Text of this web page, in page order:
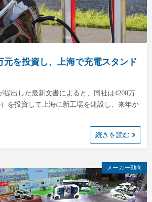
元を投資し、上海で充電スタンド
提出した最新文書によると、同社は4200万
を投資して上海に新工場を建設し、来年か
続きを読む
メーカー動向